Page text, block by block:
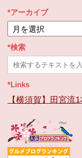
*アーカイブ
ア
ー
カ
イ
ブ
*検索
*Links
【横須賀】田宮流1